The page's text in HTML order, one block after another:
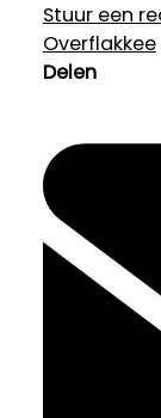
Stuur een
Overflakkee
Delen